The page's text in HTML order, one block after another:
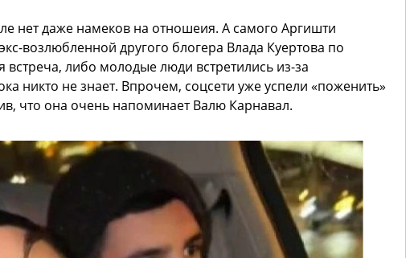
нет даже намеков на отношеия. А самого Аргишти
возлюбленной другого блогера Влада Куертова по
либо молодые люди встретились из-за
никто не знает. Впрочем, соцсети уже успели «поженить»
что она очень напоминает Валю Карнавал.